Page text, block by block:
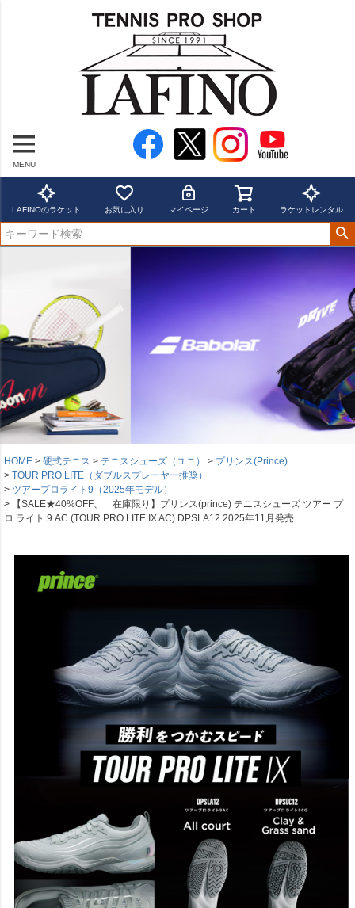
MENU
LAFINOのラケット お気に入り マイページ カート ラケットレンタル
HOME 硬式テニス テニスシューズ（ユニ）
プリンス(Prince)
TOUR PRO LITE（ダブルスプレーヤー推奨）
ツアープロライト9（2025年モデル）
【SALE★40%OFF、 在庫限り】プリンス(prince) テニスシューズ ツアー プ
ロ ライト 9 AC (TOUR PRO LITE IX AC) DPSLA12 2025年11月発売